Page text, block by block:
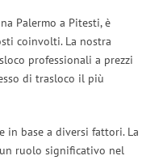
Palermo a Pitesti, è
coinvolti. La nostra
professionali a prezzi
di trasloco il più
in base a diversi fattori. La
ruolo significativo nel